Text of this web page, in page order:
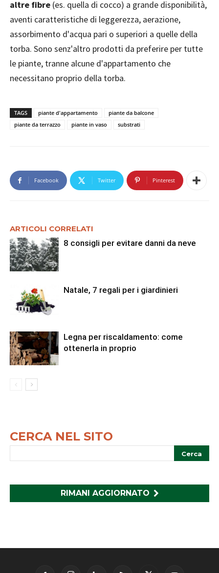
altre fibre (es. quella di cocco) a grande disponibilità,
aventi caratteristiche di leggerezza, aerazione,
assorbimento d'acqua pari o superiori a quelle della
torba. Sono senz'altro prodotti da preferire per tutte
le piante, tranne alcune d'appartamento che
necessitano proprio della torba.
TAGS piante d'appartamento
piante da balcone
piante da terrazzo
piante in vaso substrati
Facebook Twitter Pinterest
ARTICOLI CORRELATI
8 consigli per evitare danni da neve
Natale, 7 regali per i giardinieri
Legna per riscaldamento: come
ottenerla in proprio
CERCA NEL SITO
RIMANI AGGIORNATO